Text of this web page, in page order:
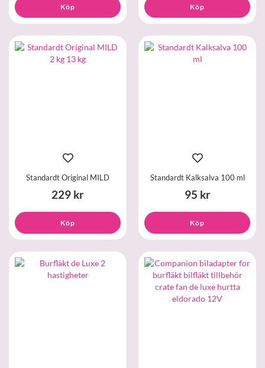
Köp Köp
Standardt Original MILD
229 kr
Köp
Standardt Kalksalva 100 ml
95 kr
Köp